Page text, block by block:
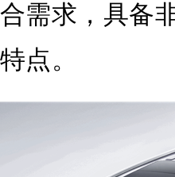
需求，具备
点。